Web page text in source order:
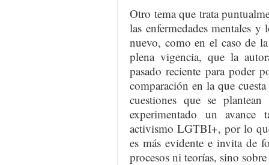
Otro tema que trata
las enfermedades mentales
nuevo, como en el caso de
plena vigencia, que la
pasado reciente para poder
comparación en la que
cuestiones que se
experimentado un
activismo LGTBI+, por lo
es más evidente e invita de
procesos ni teorías, sino